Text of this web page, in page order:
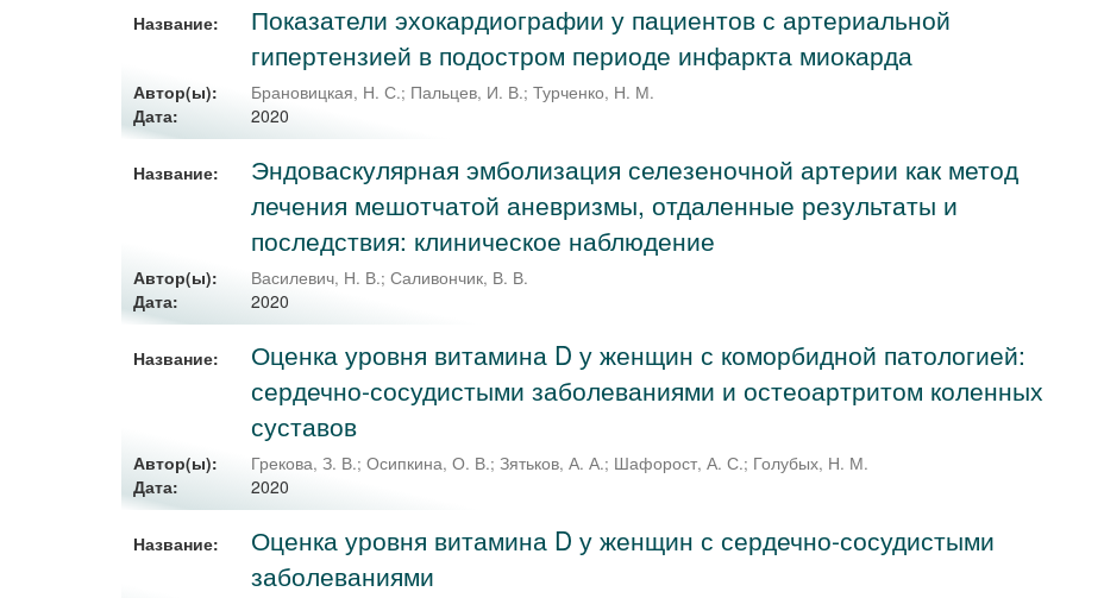
Название:
Показатели эхокардиографии у пациентов с артериальной
гипертензией в подостром периоде инфаркта миокарда
Автор(ы): Брановицкая, Н. С.; Пальцев, И. В.;Турченко, Н. М.
Дата:
2020
Название:
Эндоваскулярная эмболизация селезеночной артерии как метод
лечения мешотчатой аневризмы, отдаленные результаты и
последствия: клиническое наблюдение
Автор(ы): Василевич, Н. В.;Саливончик, В. В.
Дата:
2020
Название:
Оценка уровня витамина D у женщин с коморбидной патологией:
сердечно-сосудистыми заболеваниями и остеоартритом коленных
суставов
Автор(ы): Грекова, З. В.;Осипкина, О. В.;Зятьков, А. А.; Шафорост, А. С.; Голубых, Н. М.
Дата:
2020
Название:
Оценка уровня витамина D у женщин с сердечно-сосудистыми
заболеваниями